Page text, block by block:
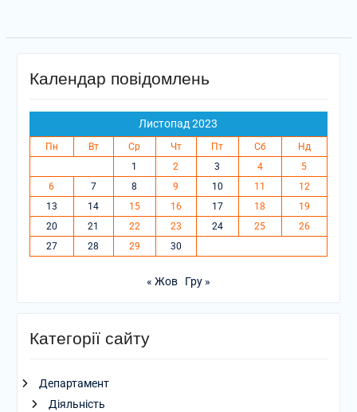
Календар повідомлень
Листопад 2023
Пн Вт Ср Чт Пт Сб
Нд
1
2 3 4
5
6
7 8 9 10 11
12
13
14 15 16 17 18
19
20
21 22 23 24 25
26
27
28 29 30
« Жов Гру »
Категорії сайту
Департамент
Діяльність